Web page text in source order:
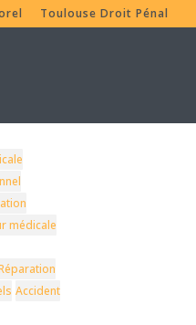
Toulouse Droit Pénal
médicale
Accident